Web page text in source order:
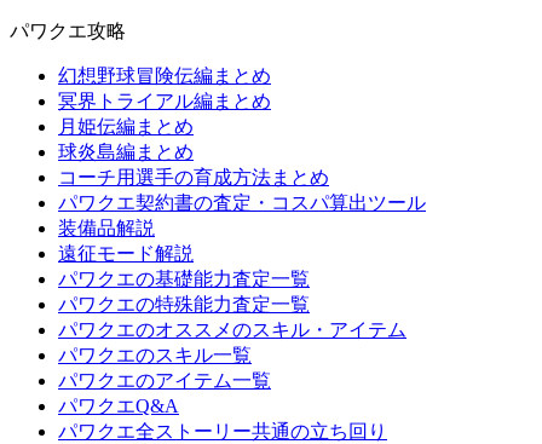
パワクエ攻略
幻想野球冒険伝編まとめ
冥界トライアル編まとめ
月姫伝編まとめ
球炎島編まとめ
コーチ用選手の育成方法まとめ
パワクエ契約書の査定・コスパ算出ツール
装備品解説
遠征モード解説
パワクエの基礎能力査定一覧
パワクエの特殊能力査定一覧
パワクエのオススメのスキル・アイテム
パワクエのスキル一覧
パワクエのアイテム一覧
パワクエQ&A
パワクエ全ストーリー共通の立ち回り